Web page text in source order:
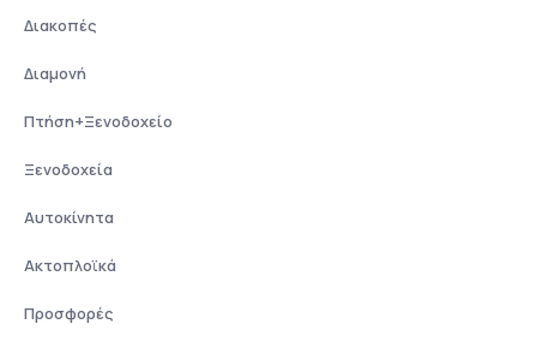
Διακοπές
Διαμονή
Πτήση+Ξενοδοχείο
Ξενοδοχεία
Αυτοκίνητα
Ακτοπλοϊκά
Προσφορές